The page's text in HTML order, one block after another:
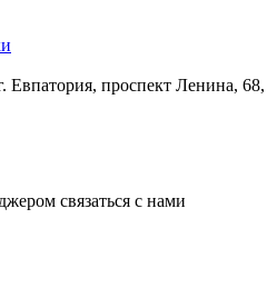
Евпатория, проспект Ленина, 68,
связаться с нами